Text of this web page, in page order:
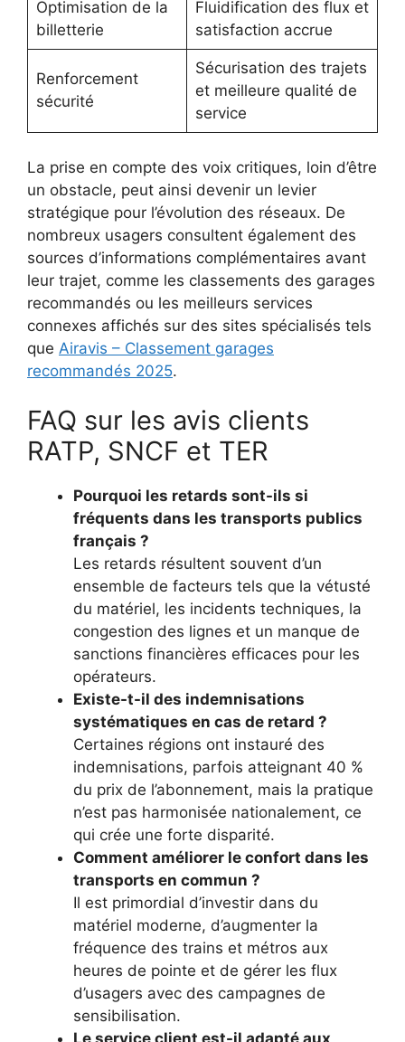
Optimisation de la
billetterie
Fluidification des flux et
satisfaction accrue
Renforcement
sécurité
Sécurisation des trajets
et meilleure qualité de
service
La prise en compte des voix critiques, loin d’être
un obstacle, peut ainsi devenir un levier
stratégique pour l’évolution des réseaux. De
nombreux usagers consultent également des
sources d’informations complémentaires avant
leur trajet, comme les classements des garages
recommandés ou les meilleurs services
connexes affichés sur des sites spécialisés tels
que Airavis – Classement garages
recommandés 2025.
FAQ sur les avis clients
RATP, SNCF et TER
Pourquoi les retards sont-ils si
fréquents dans les transports publics
français ?
Les retards résultent souvent d’un
ensemble de facteurs tels que la vétusté
du matériel, les incidents techniques, la
congestion des lignes et un manque de
sanctions financières efficaces pour les
opérateurs.
Existe-t-il des indemnisations
systématiques en cas de retard ?
Certaines régions ont instauré des
indemnisations, parfois atteignant 40 %
du prix de l’abonnement, mais la pratique
n’est pas harmonisée nationalement, ce
qui crée une forte disparité.
Comment améliorer le confort dans les
transports en commun ?
Il est primordial d’investir dans du
matériel moderne, d’augmenter la
fréquence des trains et métros aux
heures de pointe et de gérer les flux
d’usagers avec des campagnes de
sensibilisation.